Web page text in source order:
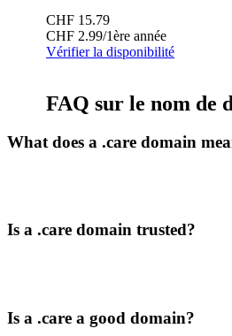
CHF 15.79
CHF 2.99/1ère année
Vérifier la disponibilité
FAQ sur le nom de
What does a .care domain
Is a .care domain trusted?
Is a .care a good domain?